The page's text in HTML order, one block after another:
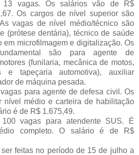
13 vagas. Os salários vão de R$
Os cargos de nível superior são
vagas de nível médio/técnico são
(prótese dentária), técnico de saúde
em microfilmagem e digitalização. Os
são para agente de
(funilaria, mecânica de motos,
e tapeçaria automotiva), auxiliar
de máquina pesada.
para agente de defesa civil. Os
nível médio e carteira de habilitação
é de R$ 1.675,49.
vagas para atendente SUS. É
completo. O salário é de R$
feitas no período de 15 de julho a